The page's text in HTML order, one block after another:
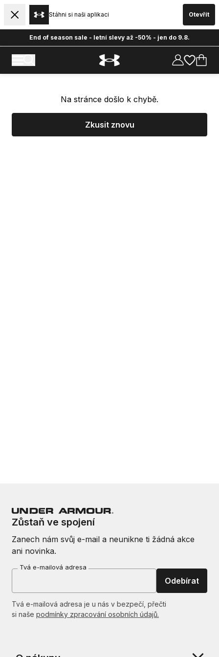
Stáhni si naši aplikaci Otevřít
End of season sale - letní slevy až -50% - jen do 9.8.
Na stránce došlo k chybě.
Zkusit znovu
Zůstaň ve spojení
Zanech nám svůj e-mail a neunikne ti žádná akce
ani novinka.
Tvá e-mailová adresa
Odebírat
Tvá e-mailová adresa je u nás v bezpečí, přečti
si naše podmínky zpracování osobních údajů.